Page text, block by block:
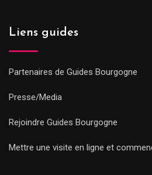
Liens guides
Partenaires de Guides Bourgogne
Presse/Media
Rejoindre Guides Bourgogne
Mettre une visite en ligne et